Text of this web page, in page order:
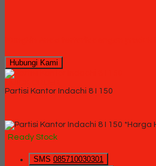
Hubungi Kami
Partisi Kantor Indachi 8 I 150
*Harga
Ready Stock
SMS 085710030301